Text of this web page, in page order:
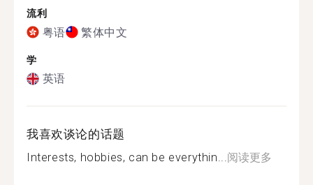
流利
粤语 繁体中文
学
英语
我喜欢谈论的话题
Interests, hobbies, can be everythin...阅读更多